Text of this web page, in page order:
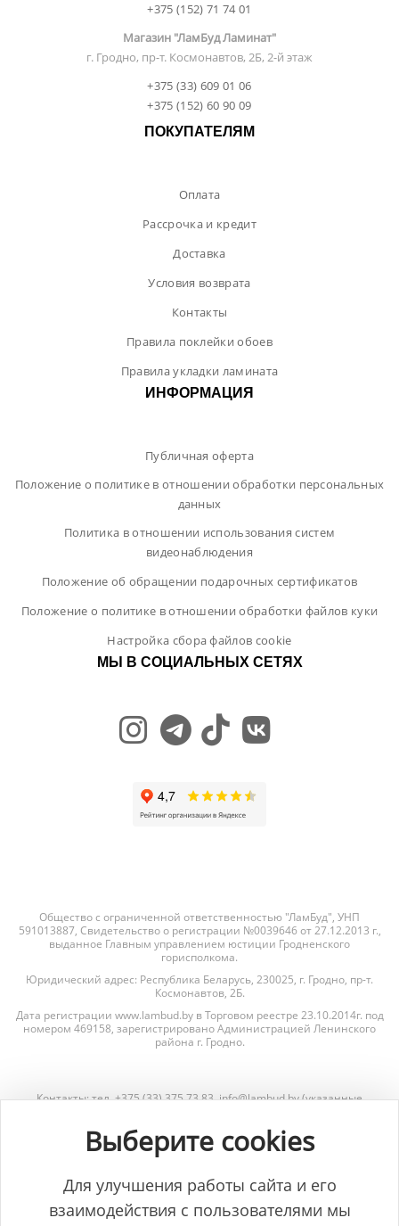
+375 (152) 71 74 01
Магазин "ЛамБуд Ламинат"
г. Гродно, пр-т. Космонавтов, 2Б, 2-й этаж
+375 (33) 609 01 06
+375 (152) 60 90 09
ПОКУПАТЕЛЯМ
Оплата
Рассрочка и кредит
Доставка
Условия возврата
Контакты
Правила поклейки обоев
Правила укладки ламината
ИНФОРМАЦИЯ
Публичная оферта
Положение о политике в отношении обработки персональных
данных
Политика в отношении использования систем
видеонаблюдения
Положение об обращении подарочных сертификатов
Положение о политике в отношении обработки файлов куки
Настройка сбора файлов cookie
МЫ В СОЦИАЛЬНЫХ СЕТЯХ
Общество с ограниченной ответственностью "ЛамБуд", УНП
591013887, Свидетельство о регистрации №0039646 от 27.12.2013 г.,
выданное Главным управлением юстиции Гродненского
горисполкома.
Юридический адрес: Республика Беларусь, 230025, г. Гродно, пр-т.
Космонавтов, 2Б.
Дата регистрации www.lambud.by в Торговом реестре 23.10.2014г. под
номером 469158, зарегистрировано Администрацией Ленинского
района г. Гродно.
Контакты: тел. +375 (33) 375 73 83, info@lambud.by (указанные
Контакты Отдела торговли и услуг Гродненского горисполкома для
рассмотрения обращений покупателей: тел. +375 (152) 62-69-67, +375
Выберите cookies
Для улучшения работы сайта и его
взаимодействия с пользователями мы